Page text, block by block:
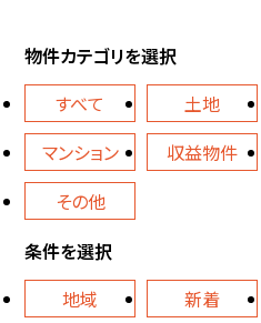
物件カテゴリを選択
すべて
土地
マンション
収益物件
その他
条件を選択
地域
新着